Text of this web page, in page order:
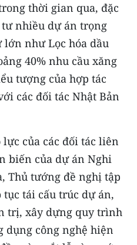
thời gian qua, đặc
nhiều dự án trọng
lớn như Lọc hóa dầu
40% nhu cầu xăng
tượng của hợp tác
các đối tác Nhật Bản
của các đối tác liên
biến của dự án Nghi
Thủ tướng đề nghị tập
tục tái cấu trúc dự án,
trị, xây dựng quy trình
dụng công nghệ hiện